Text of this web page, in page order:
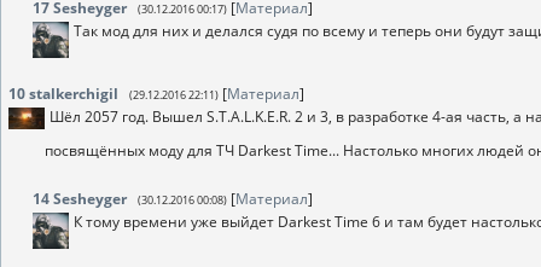
17Sesheyger (30.12.2016 00:17) [Материал]
Так мод для них и делался судя по всему и теперь они будут
10stalkerchigil (29.12.2016 22:11) [Материал]
Шёл 2057 год. Вышел S.T.A.L.K.E.R. 2 и 3, в разработке 4-ая часть,
посвящённых моду для ТЧ Dаrkest Time... Настолько многих людей
14Sesheyger (30.12.2016 00:08) [Материал]
К тому времени уже выйдет Darkest Time 6 и там будет